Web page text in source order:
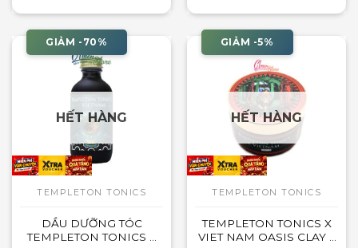
GIẢM -70%
HẾT HÀNG
TEMPLETON TONICS
DẦU DƯỠNG TÓC
TEMPLETON TONICS X
GIẢM -5%
HẾT HÀNG
TEMPLETON TONICS
TEMPLETON TONICS X
VIET NAM OASIS CLAY –